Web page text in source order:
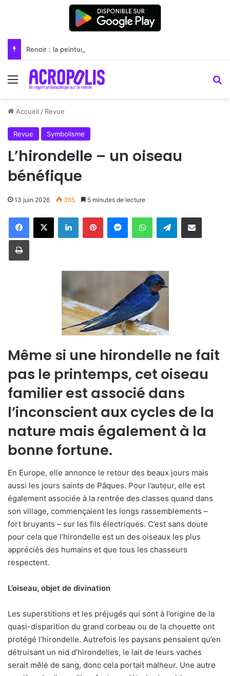
Renoir : la peinture comme un art du lien
Menu
Accueil / Revue
Revue Symbolisme
L’hirondelle – un oiseau
bénéfique
13 juin 2026 365 5 minutes de lecture
LinkedinPinterestMessengerWhatsAppTelegramPartager par email
Imprimer
Même si une hirondelle ne fait
pas le printemps, cet oiseau
familier est associé dans
l’inconscient aux cycles de la
nature mais également à la
bonne fortune.
En Europe, elle annonce le retour des beaux jours mais
aussi les jours saints de Pâques. Pour l’auteur, elle est
également associée à la rentrée des classes quand dans
son village, commençaient les longs rassemblements –
fort bruyants – sur les fils électriques. C’est sans doute
pour cela que l’hirondelle est un des oiseaux les plus
appréciés des humains et que tous les chasseurs
respectent.
L’oiseau, objet de divination
Les superstitions et les préjugés qui sont à l’origine de la
quasi-disparition du grand corbeau ou de la chouette ont
protégé l’hirondelle. Autrefois les paysans pensaient qu’en
détruisant un nid d’hirondelles, le lait de leurs vaches
serait mêlé de sang, donc cela portait malheur. Une autre